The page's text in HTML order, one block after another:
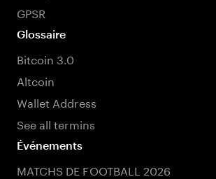
GPSR
Glossaire
Bitcoin 3.0
Altcoin
Wallet Address
See all termins
Événements
MATCHS DE FOOTBALL 2026